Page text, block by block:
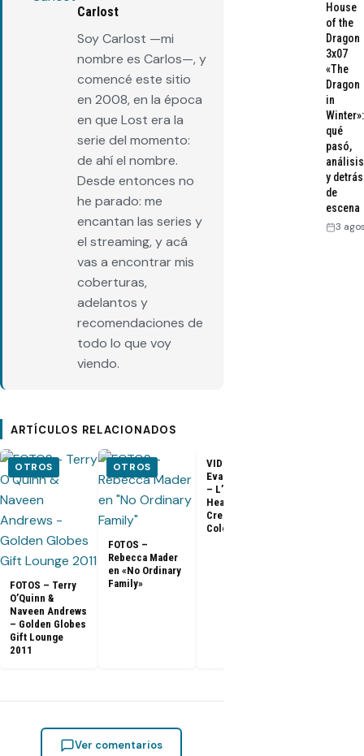
Carlost
Soy Carlost —mi
nombre es Carlos—, y
comencé este sitio
en 2008, en la época
en que Lost era la
serie del momento:
de ahí el nombre.
Desde entonces no
he parado: me
encantan las series y
el streaming, y acá
vas a encontrar mis
coberturas,
adelantos y
recomendaciones de
todo lo que voy
viendo.
ARTÍCULOS RELACIONADOS
OTROS
FOTOS – Terry
O’Quinn &
Naveen Andrews
– Golden Globes
Gift Lounge
2011
OTROS
FOTOS –
Rebecca Mader
en «No Ordinary
Family»
VIDEO –
Evangeline Lilly
– L’Oreal
Healthy Look
Creme Gloss
Color [HD]
Ver comentarios
House
of the
Dragon
3x07
«The
Dragon
in
Winter»:
qué
pasó,
análisis
y detrás
de
escena
3